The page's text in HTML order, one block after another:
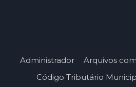
Administrador
Arquivos
Código Tributário